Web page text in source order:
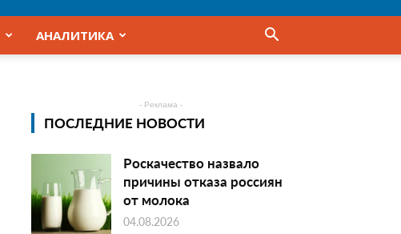
АНАЛИТИКА
- Реклама -
ПОСЛЕДНИЕ НОВОСТИ
Роскачество назвало
причины отказа россиян
от молока
04.08.2026